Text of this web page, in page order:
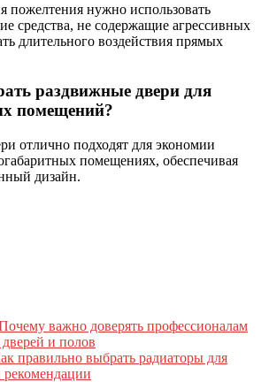
пожелтения нужно использовать
средства, не содержащие агрессивных
длительного воздействия прямых
раздвижные двери для
помещений?
отлично подходят для экономии
помещениях, обеспечивая
дизайн.
важно доверять профессионалам
и полов
правильно выбрать радиаторы для
рекомендации